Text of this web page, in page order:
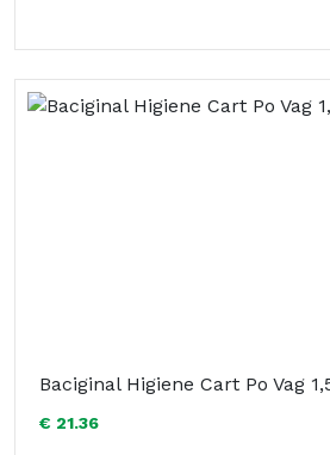
Baciginal Higiene Cart Po Vag
€ 21.36